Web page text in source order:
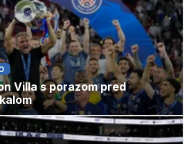
Villa s porazom pred